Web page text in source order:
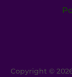
Copyright ©